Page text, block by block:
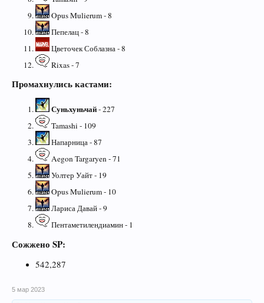
Opus Mulierum - 8
Пепелац - 8
Цветочек Соблазна - 8
Rixas - 7
Промахнулись кастами:
Суньхуньчай- 227
Tamashi - 109
Напарница - 87
Aegon Targaryen - 71
Уолтер Уайт - 19
Opus Mulierum - 10
Лариса Давай - 9
Пентаметилендиамин - 1
Сожжено SP:
542,287
5 мар 2023